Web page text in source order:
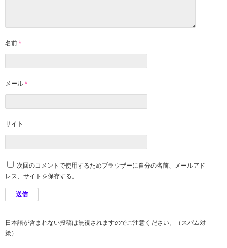
名前 *
メール *
サイト
次回のコメントで使用するためブラウザーに自分の名前、メールアド
レス、サイトを保存する。
日本語が含まれない投稿は無視されますのでご注意ください。（スパム対
策）